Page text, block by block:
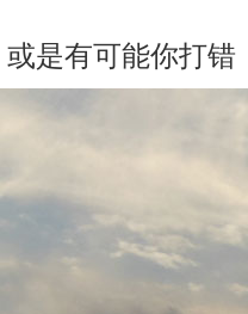
是有可能你打错